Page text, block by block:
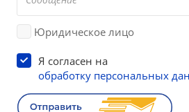
Юридическое лицо
Я согласен на
обработку персональных